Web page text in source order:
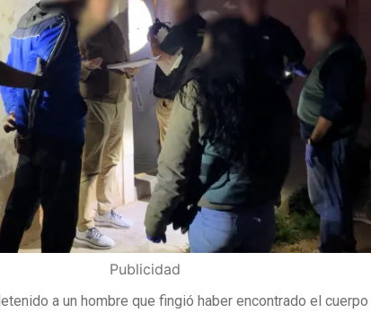
Publicidad
a un hombre que fingió haber encontrado el